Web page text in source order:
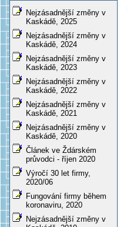
Nejzásadnější změny v
Kaskádě, 2025
Nejzásadnější změny v
Kaskádě, 2024
Nejzásadnější změny v
Kaskádě, 2023
Nejzásadnější změny v
Kaskádě, 2022
Nejzásadnější změny v
Kaskádě, 2021
Nejzásadnější změny v
Kaskádě, 2020
Článek ve Ždárském
průvodci - říjen 2020
Výročí 30 let firmy,
2020/06
Fungování firmy během
koronaviru, 2020
Nejzásadnější změny v